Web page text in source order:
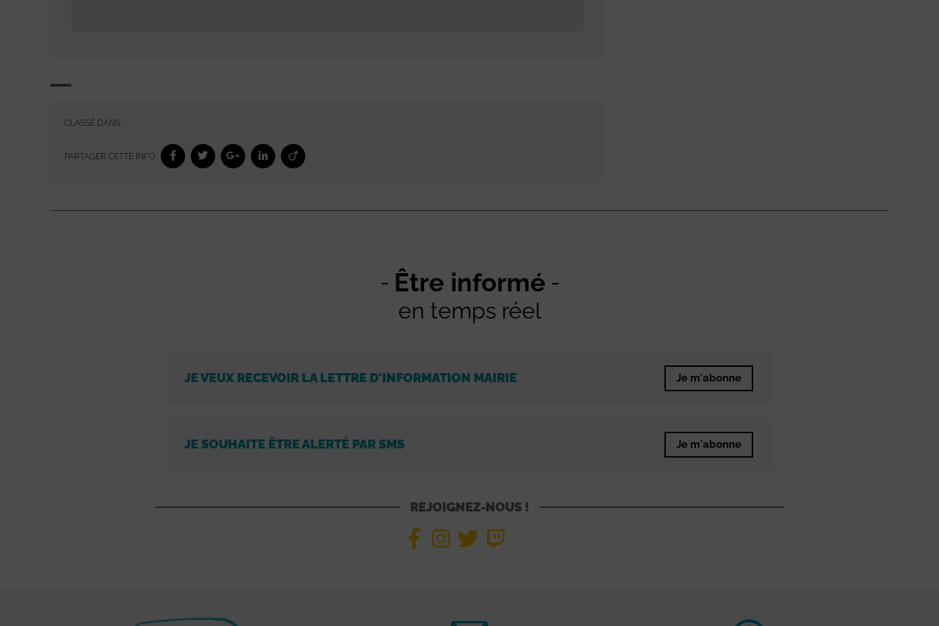
CLASSÉ DANS :
PARTAGER CETTE INFO :
Être informé
en temps réel
JE VEUX RECEVOIR LA LETTRE D'INFORMATION MAIRIE Je m'abonne
JE SOUHAITE ÊTRE ALERTÉ PAR SMS Je m'abonne
REJOIGNEZ-NOUS !